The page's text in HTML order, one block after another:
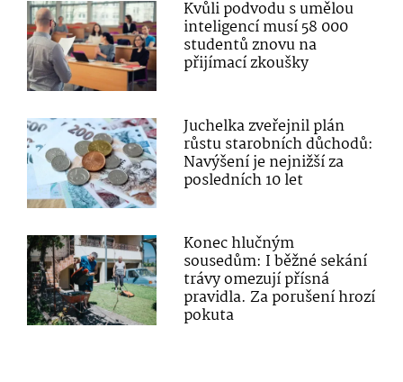
Kvůli podvodu s umělou
inteligencí musí 58 000
studentů znovu na
přijímací zkoušky
Juchelka zveřejnil plán
růstu starobních důchodů:
Navýšení je nejnižší za
posledních 10 let
Konec hlučným
sousedům: I běžné sekání
trávy omezují přísná
pravidla. Za porušení hrozí
pokuta